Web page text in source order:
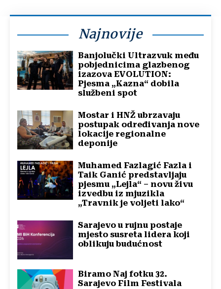
Najnovije
Banjolučki Ultrazvuk među
pobjednicima glazbenog
izazova EVOLUTION:
Pjesma „Kazna“ dobila
službeni spot
Mostar i HNŽ ubrzavaju
postupak određivanja nove
lokacije regionalne
deponije
Muhamed Fazlagić Fazla i
Taik Ganić predstavljaju
pjesmu „Lejla“ – novu živu
izvedbu iz mjuzikla
„Travnik je voljeti lako“
Sarajevo u rujnu postaje
mjesto susreta lidera koji
oblikuju budućnost
Biramo Naj fotku 32.
Sarajevo Film Festivala